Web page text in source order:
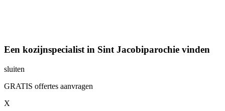
Een kozijnspecialist in Sint Jacobiparochie vinden
sluiten
GRATIS offertes aanvragen
X